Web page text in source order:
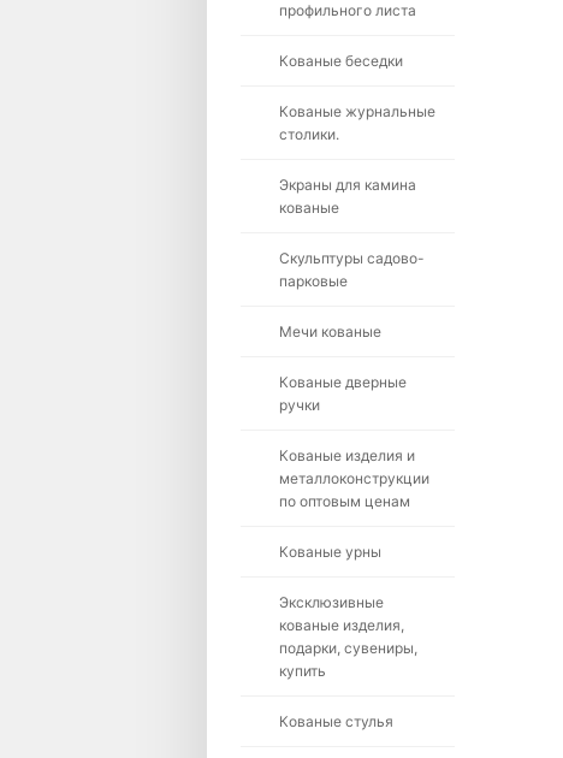
профильного листа
Кованые беседки
Кованые журнальные
столики.
Экраны для камина
кованые
Скульптуры садово-
парковые
Мечи кованые
Кованые дверные
ручки
Кованые изделия и
металлоконструкции
по оптовым ценам
Кованые урны
Эксклюзивные
кованые изделия,
подарки, сувениры,
купить
Кованые стулья